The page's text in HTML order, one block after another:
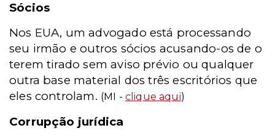
Sócios
Nos EUA, um advogado está processando
seu irmão e outros sócios acusando-os de o
terem tirado sem aviso prévio ou qualquer
outra base material dos três escritórios que
eles controlam. (MI - clique aqui)
Corrupção jurídica